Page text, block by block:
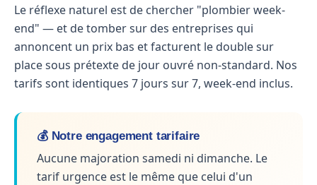
Le réflexe naturel est de chercher "plombier week-
end" — et de tomber sur des entreprises qui
annoncent un prix bas et facturent le double sur
place sous prétexte de jour ouvré non-standard. Nos
tarifs sont identiques 7 jours sur 7, week-end inclus.
💰 Notre engagement tarifaire
Aucune majoration samedi ni dimanche. Le
tarif urgence est le même que celui d'un